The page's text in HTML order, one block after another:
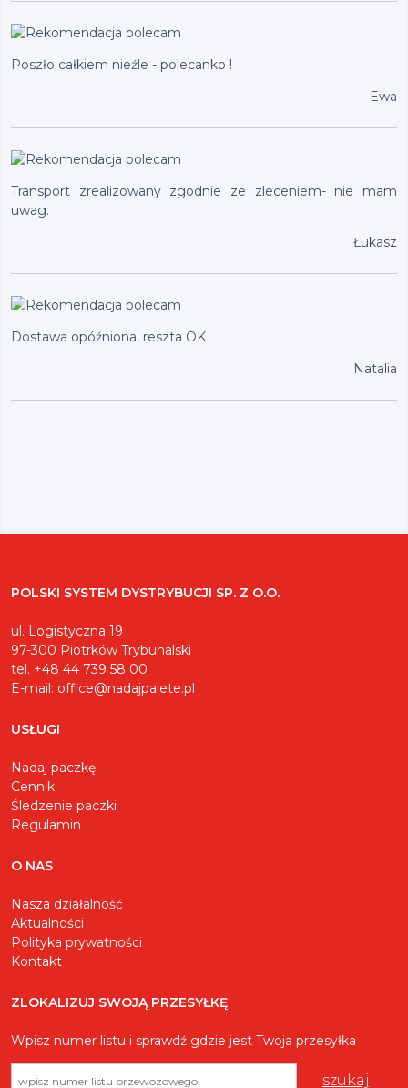
Poszło całkiem nieźle - polecanko !
Ewa
Transport zrealizowany zgodnie ze zleceniem- nie mam
uwag.
Łukasz
Dostawa opóźniona, reszta OK
Natalia
POLSKI SYSTEM DYSTRYBUCJI SP. Z O.O.
ul. Logistyczna 19
97-300 Piotrków Trybunalski
tel. +48 44 739 58 00
E-mail: office@nadajpalete.pl
USŁUGI
Nadaj paczkę
Cennik
Śledzenie paczki
Regulamin
O NAS
Nasza działalność
Aktualności
Polityka prywatności
Kontakt
ZLOKALIZUJ SWOJĄ PRZESYŁKĘ
Wpisz numer listu i sprawdź gdzie jest Twoja przesyłka